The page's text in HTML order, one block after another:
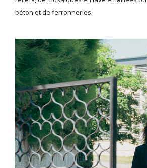
béton et de ferronneries.